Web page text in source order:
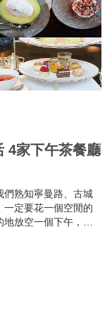
4家下午茶餐廳
們熟知寧曼路、古城
一定要花一個空閒的
放空一個下午，讓